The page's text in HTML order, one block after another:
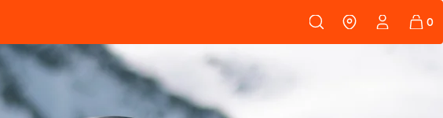
SLAP 92 UBAC 108 PEAUX